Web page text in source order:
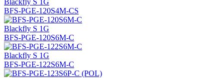
Blackfly S 1G
BFS-PGE-120S4M-CS
Blackfly S 1G
BFS-PGE-120S6M-C
Blackfly S 1G
BFS-PGE-122S6M-C